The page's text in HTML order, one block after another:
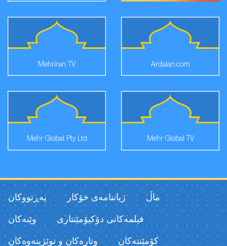
Ardalan.com
Mehriran TV
Mehr Global TV
Mehr Global Pty Ltd
ماڵ ژیاننامەی خۆکار پەڕتووكان
فیلمەكانی دۆکیۆمێنتاری وێنەکان
كۆمێنتەكان وتارەکان و توێژینەوەکان